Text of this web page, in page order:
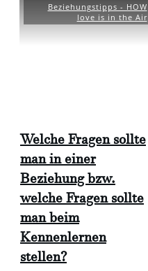
Beziehungstipps - HOW
love is in the Air
Welche Fragen sollte
man in einer
Beziehung bzw.
welche Fragen sollte
man beim
Kennenlernen
stellen?